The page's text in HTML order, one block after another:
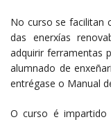
No curso se facilitan
das enerxías
adquirir ferramentas
alumnado de
entrégase o Manual
O curso é